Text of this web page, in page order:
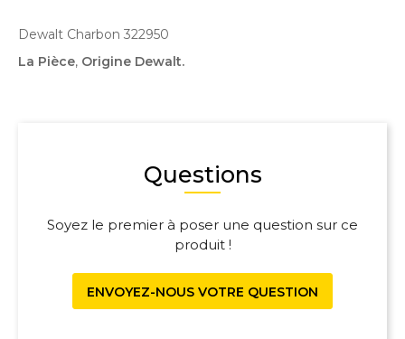
Dewalt Charbon 322950
La Pièce, Origine Dewalt .
Questions
Soyez le premier à poser une question sur ce
produit !
ENVOYEZ-NOUS VOTRE QUESTION